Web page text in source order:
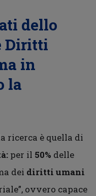
dello
Diritti
in
la
ricerca è quella di
per il 50% delle
dei diritti umani
ovvero capace